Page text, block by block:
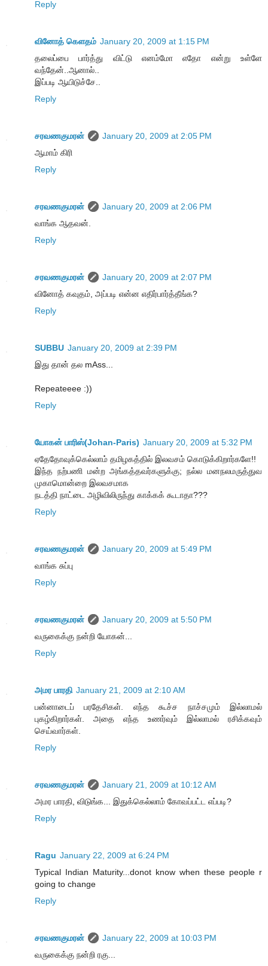
Reply
வினோத் கெளதம் January 20, 2009 at 1:15 PM
தலைப்பை பார்த்து விட்டு எனம்மோ எதோ என்று உள்ளே
வந்தேன்..ஆனால்..
இப்படி ஆயிடுச்சே..
Reply
சரவணகுமரன்
January 20, 2009 at 2:05 PM
ஆமாம் கிரி
Reply
சரவணகுமரன்
January 20, 2009 at 2:06 PM
வாங்க ஆதவன்.
Reply
சரவணகுமரன்
January 20, 2009 at 2:07 PM
வினோத் கவுதம், அப்படி என்ன எதிர்பார்த்தீங்க?
Reply
SUBBU January 20, 2009 at 2:39 PM
இது தான் தல mAss...
Repeateeee :))
Reply
யோகன் பாரிஸ்(Johan-Paris) January 20, 2009 at 5:32 PM
ஏதேதோவுக்கெல்லாம் தமிழகத்தில் இலவசம் கொடுக்கிறார்களே!!
இந்த நற்பணி மன்ற அங்கத்தவர்களுக்கு; நல்ல மனநலமருத்துவ
முகாமொன்றை இலவசமாக
நடத்தி நாட்டை அழிவிலிருந்து காக்கக் கூடாதா???
Reply
சரவணகுமரன்
January 20, 2009 at 5:49 PM
வாங்க சுப்பு
Reply
சரவணகுமரன்
January 20, 2009 at 5:50 PM
வருகைக்கு நன்றி யோகன்...
Reply
அமர பாரதி January 21, 2009 at 2:10 AM
பன்னாடைப் பரதேசிகள். எந்த கூச்ச நாச்சமும் இல்லாமல்
புகழ்கிறார்கள். அதை எந்த உணர்வும் இல்லாமல் ரசிக்கவும்
செய்வார்கள்.
Reply
சரவணகுமரன்
January 21, 2009 at 10:12 AM
அமர பாரதி, விடுங்க... இதுக்கெல்லாம் கோவப்பட்ட எப்படி?
Reply
Ragu January 22, 2009 at 6:24 PM
Typical Indian Maturity...donot know when these people r
going to change
Reply
சரவணகுமரன்
January 22, 2009 at 10:03 PM
வருகைக்கு நன்றி ரகு...